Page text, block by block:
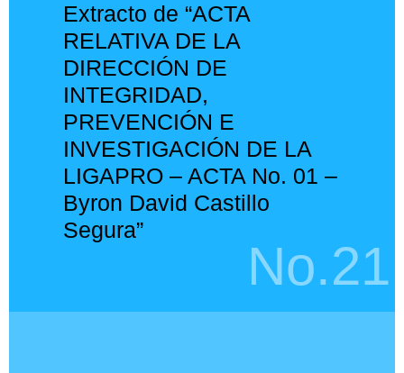
Extracto de “ACTA
RELATIVA DE LA
DIRECCIÓN DE
INTEGRIDAD,
PREVENCIÓN E
INVESTIGACIÓN DE LA
LIGAPRO – ACTA No. 01 –
Byron David Castillo
Segura”
No.21